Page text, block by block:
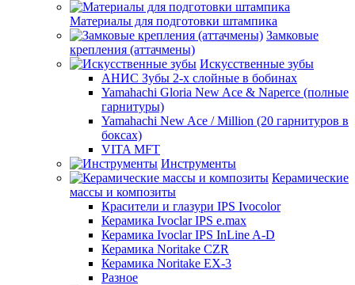
Материалы для подготовки штампика
Замковые
крепления (аттачмены)
Искусственные зубы
АНИС Зубы 2-х слойные в бобинах
Yamahachi Gloria New Ace & Naperce (полные
гарнитуры)
Yamahachi New Ace / Million (20 гарнитуров в
боксах)
VITA MFT
Инструменты
Керамические
массы и композиты
Красители и глазури IPS Ivocolor
Керамика Ivoclar IPS e.max
Керамика Ivoclar IPS InLine A-D
Керамика Noritake CZR
Керамика Noritake EX-3
Разное